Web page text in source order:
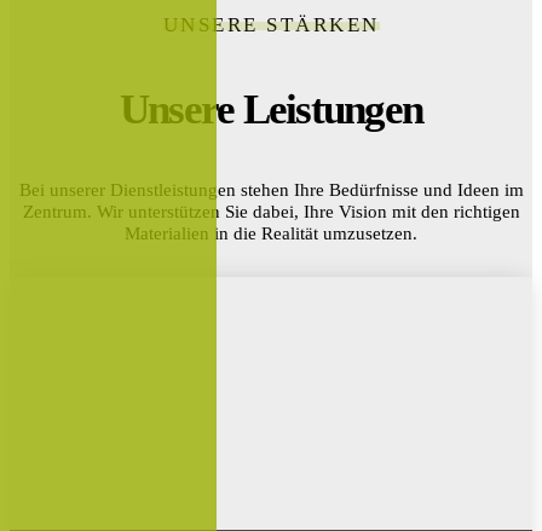
UNSERE STÄRKEN
Unsere Leistungen
Bei unserer Dienstleistungen stehen Ihre Bedürfnisse und Ideen im
Zentrum. Wir unterstützen Sie dabei, Ihre Vision mit den richtigen
Materialien in die Realität umzusetzen.